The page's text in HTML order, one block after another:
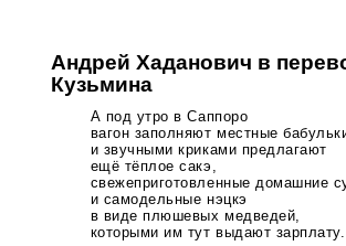
Андрей Хаданович в
Кузьмина
А под утро в Саппоро
вагон заполняют местные
и звучными криками предлагают
ещё тёплое сакэ,
свежеприготовленные домашние
и самодельные нэцкэ
в виде плюшевых медведей,
которыми им тут выдают зарплату.